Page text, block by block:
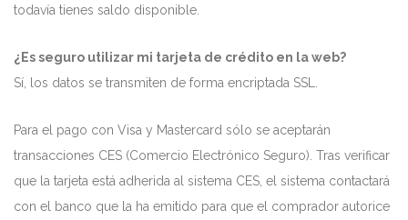
todavía tienes saldo disponible.
¿Es seguro utilizar mi tarjeta de crédito en la web?
Sí, los datos se transmiten de forma encriptada SSL.
Para el pago con Visa y Mastercard sólo se aceptarán
transacciones CES (Comercio Electrónico Seguro). Tras verificar
que la tarjeta está adherida al sistema CES, el sistema contactará
con el banco que la ha emitido para que el comprador autorice